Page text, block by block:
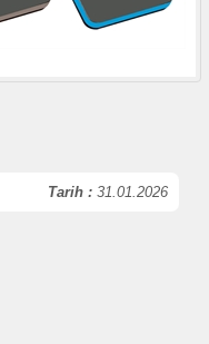
Tarih : 31.01.2026